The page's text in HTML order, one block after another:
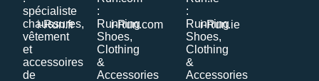
i-Run.fr i-Run.com i-Run.ie